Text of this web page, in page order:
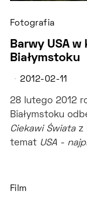
Fotografia
Barwy USA
Białymstoku
2012-02-11
28 lutego 2012
Białymstoku
Ciekawi Świataz
temat USA -
Film